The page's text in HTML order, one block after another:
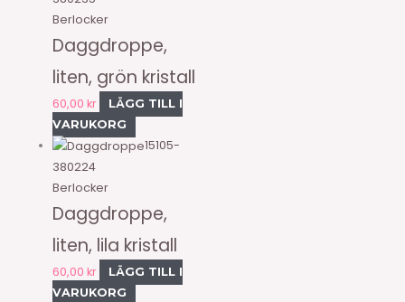
Berlocker
Daggdroppe,
liten, grön kristall
60,00kr
LÄGG TILL I
VARUKORG
15105-
380224
Berlocker
Daggdroppe,
liten, lila kristall
60,00kr
LÄGG TILL I
VARUKORG